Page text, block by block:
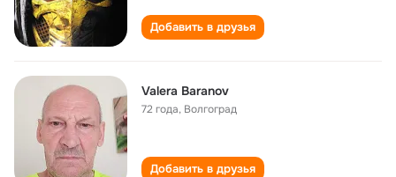
Добавить в друзья
Valera Baranov
72 года, Волгоград
Добавить в друзья